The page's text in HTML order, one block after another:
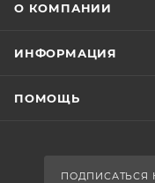
О КОМПАНИИ
ИНФОРМАЦИЯ
ПОМОЩЬ
ПОДПИСАТЬСЯ